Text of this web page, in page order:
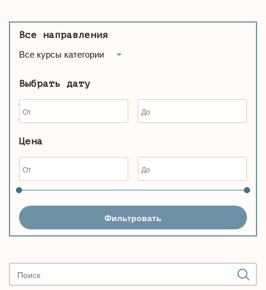
Все направления
Все курсы категории
Выбрать дату
Цена